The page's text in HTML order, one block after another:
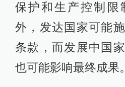
保护和生产控制限
外，发达国家可能
条款，而发展中国
也可能影响最终成果